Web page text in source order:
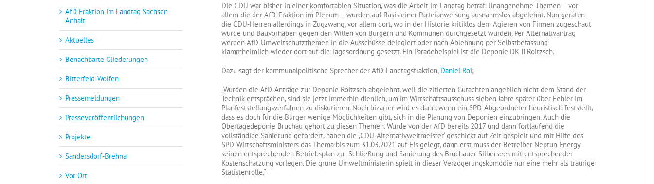
Die CDU war bisher in einer komfortablen Situation, was die Arbeit im Landtag betraf. Unangenehme Themen – vor
allem die der AfD-Fraktion im Plenum – wurden auf Basis einer Parteianweisung ausnahmslos abgelehnt. Nun geraten
die CDU-Herren allerdings in Zugzwang, vor allem dort, wo in der Historie kritiklos dem Agieren von Firmen zugeschaut
wurde und Bauvorhaben gegen den Willen von Bürgern und Kommunen durchgesetzt wurden. Per Alternativantrag
werden AfD-Umweltschutzthemen in die Ausschüsse delegiert oder nach Ablehnung per Selbstbefassung
klammheimlich wieder dort auf die Tagesordnung gesetzt. Ein Paradebeispiel ist die Deponie DK II Roitzsch.
Dazu sagt der kommunalpolitische Sprecher der AfD-Landtagsfraktion, Daniel Roi;
„Wurden die AfD-Anträge zur Deponie Roitzsch abgelehnt, weil die zitierten Gutachten angeblich nicht dem Stand der
Technik entsprächen, sind sie jetzt immerhin dienlich, um im Wirtschaftsausschuss sieben Jahre später über Fehler im
Planfeststellungsverfahren zu diskutieren. Noch bizarrer wird es dann, wenn ein SPD-Abgeordneter heuristisch feststellt,
dass es doch für die Bürger wenige Möglichkeiten gibt, sich in die Planung von Deponien einzubringen. Auch die
Obertagedeponie Brüchau gehört zu diesen Themen. Wurde von der AfD bereits 2017 und dann fortlaufend die
vollständige Sanierung gefordert, haben die ,CDU-Alternativweltmeister‘ geschickt auf Zeit gespielt und mit Hilfe des
SPD-Wirtschaftsministers das Thema bis zum 31.03.2021 auf Eis gelegt, dann erst muss der Betreiber Neptun Energy
seinen entsprechenden Betriebsplan zur Schließung und Sanierung des Brüchauer Silbersees mit entsprechender
Kostenschätzung vorlegen. Die grüne Umweltministerin spielt in dieser Verzögerungskomödie nur eine mehr als traurige
Statistenrolle.“
AfD Fraktion im Landtag Sachsen-
Anhalt
Aktuelles
Benachbarte Gliederungen
Bitterfeld-Wolfen
Pressemeldungen
Presseveröffentlichungen
Projekte
Sandersdorf-Brehna
Vor Ort